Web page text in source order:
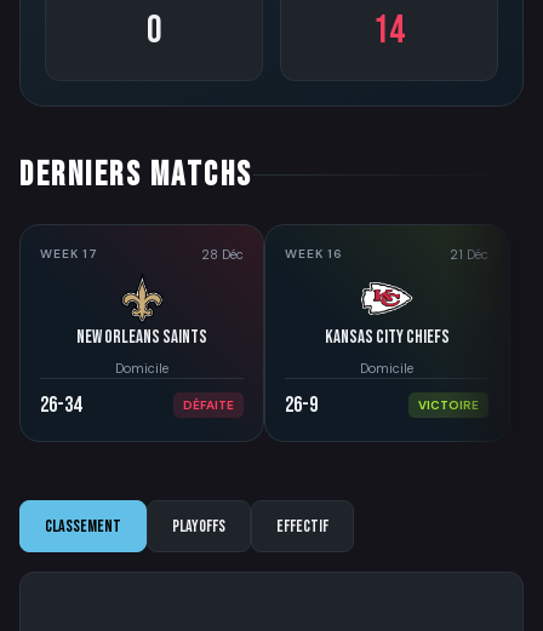
0 14
DERNIERS MATCHS
WEEK 17 28 Déc
New Orleans Saints
Domicile
26-34 DÉFAITE
WEEK 16 21 Déc
Kansas City Chiefs
Domicile
26-9 VICTOIRE
Classement Playoffs Effectif